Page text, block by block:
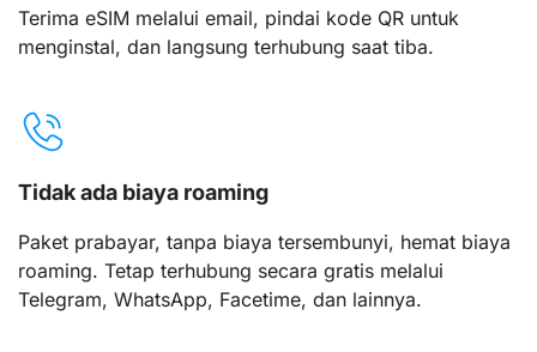
Terima eSIM melalui email, pindai kode QR untuk
menginstal, dan langsung terhubung saat tiba.
Tidak ada biaya roaming
Paket prabayar, tanpa biaya tersembunyi, hemat biaya
roaming. Tetap terhubung secara gratis melalui
Telegram, WhatsApp, Facetime, dan lainnya.